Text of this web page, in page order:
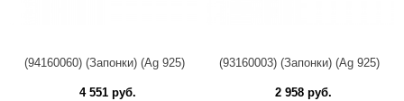
(94160060) (Запонки) (Ag 925)
4 551 руб.
(93160003) (Запонки) (Ag 925)
2 958 руб.